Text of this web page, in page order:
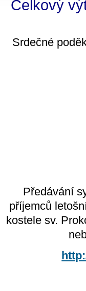
Celkový
Srdečné
Předávání
příjemců
kostele sv.